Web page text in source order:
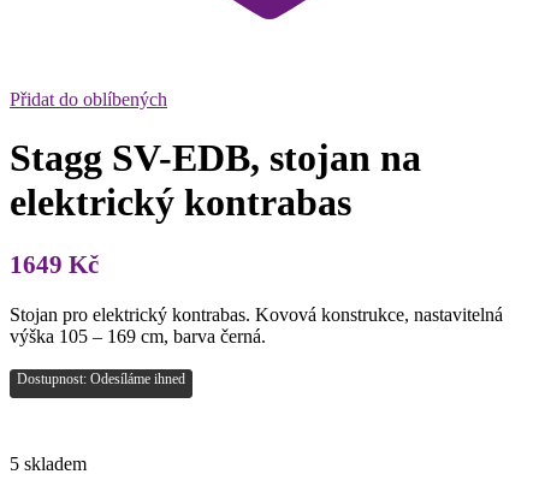
Přidat do oblíbených
Stagg SV-EDB, stojan na
elektrický kontrabas
1649 Kč
Stojan pro elektrický kontrabas. Kovová konstrukce, nastavitelná
výška 105 – 169 cm, barva černá.
Dostupnost: Odesíláme ihned
5 skladem